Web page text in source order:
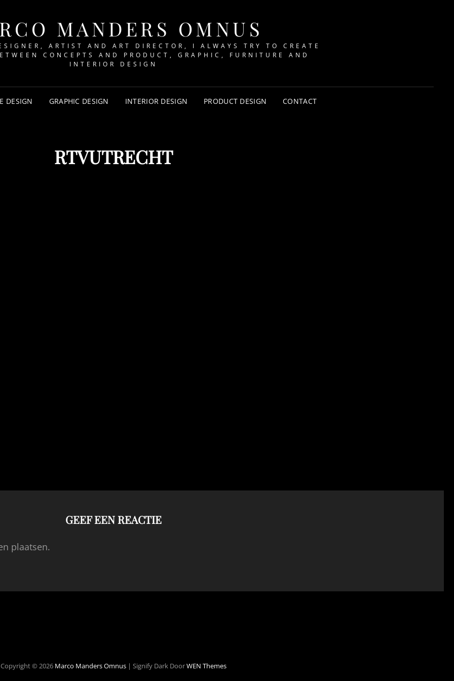
MANDERS OMNUS
ARTIST AND ART DIRECTOR, I ALWAYS TRY TO CREATE
CONCEPTS AND PRODUCT, GRAPHIC, FURNITURE AND
INTERIOR DESIGN
DESIGN GRAPHIC DESIGN INTERIOR DESIGN PRODUCT DESIGN CONTACT
RTVUTRECHT
GEEF EEN REACTIE
plaatsen.
Copyright © 2026 Marco Manders Omnus | Signify Dark DoorWEN Themes